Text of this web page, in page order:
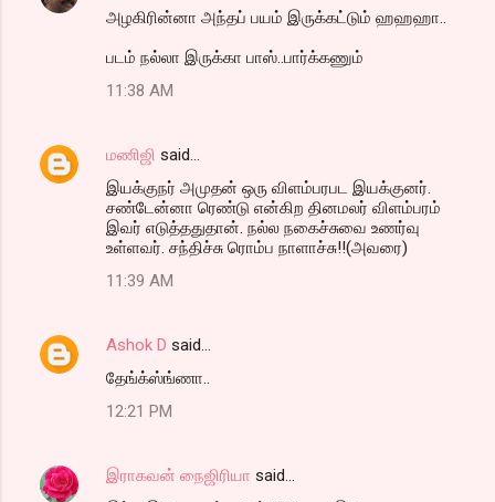
அழகிரின்னா அந்தப் பயம் இருக்கட்டும் ஹஹஹா..
படம் நல்லா இருக்கா பாஸ்..பார்க்கணும்
11:38 AM
மணிஜி said…
இயக்குநர் அமுதன் ஒரு விளம்பரபட இயக்குனர்.
சண்டேன்னா ரெண்டு என்கிற தினமலர் விளம்பரம்
இவர் எடுத்ததுதான். நல்ல நகைச்சுவை உணர்வு
உள்ளவர். சந்திச்சு ரொம்ப நாளாச்சு!!(அவரை)
11:39 AM
Ashok D said…
தேங்க்ஸ்ங்ணா..
12:21 PM
இராகவன் நைஜிரியா said…